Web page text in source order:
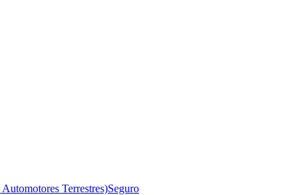
Terrestres)Seguro